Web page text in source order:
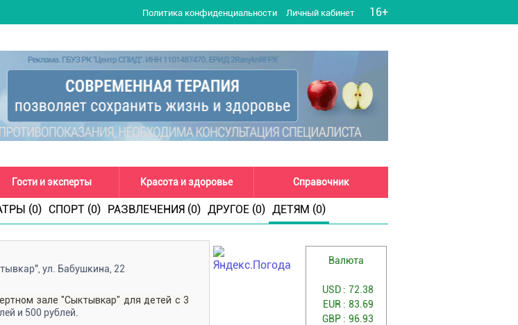
Политика конфиденциальности Личный кабинет 16+
Гости и эксперты Красота и здоровье Справочник
(0) СПОРТ (0) РАЗВЛЕЧЕНИЯ (0) ДРУГОЕ (0) ДЕТЯМ (0)
ул. Бабушкина, 22
зале "Сыктывкар" для детей с 3
и 500 рублей.
Валюта
USD : 72.38
EUR : 83.69
GBP : 96.93